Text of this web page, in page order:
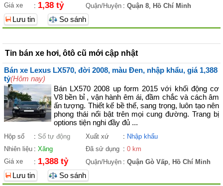
Giá xe
: 1,38 tỷ Quận/Huyện : Quận 8, Hồ Chí Minh
Lưu tin So sánh
Tin bán xe hơi, ôtô cũ mới cập nhật
Bán xe Lexus LX570, đời 2008, màu Đen, nhập khẩu, giá 1,388
tỷ(Hôm nay)
Bán LX570 2008 up form 2015 với khối động cơ
V8 bền bỉ , vận hành êm ái, đầm chắc và cách âm
ấn tượng. Thiết kế bề thế, sang trọng, luôn tạo nên
phong thái nổi bật trên mọi cung đường. Trang bị
options tiện nghi đầy đủ ...
Hộp số : Số tự động Xuất xứ : Nhập khẩu
Nhiên liệu : Xăng Đã sử dụng : 0 km
Giá xe
: 1,388 tỷ Quận/Huyện : Quận Gò Vấp, Hồ Chí Minh
Lưu tin
So sánh